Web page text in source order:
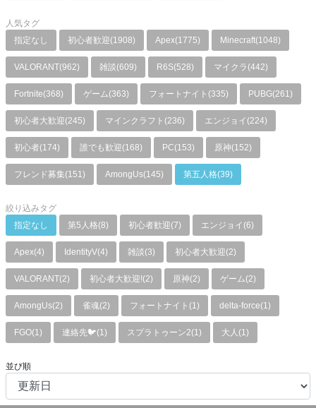
人気タグ
指定なし
初心者歓迎(1908) Apex(1775) Minecraft(1048)
VALORANT(962) 雑談(609) R6S(528) マイクラ(442)
Fortnite(368) ゲーム(363) フォートナイト(335) PUBG(261)
初心者大歓迎(245) マインクラフト(236) エンジョイ(224)
初心者(174) 誰でも歓迎(168) PC(153) 原神(152)
フレンド募集(151) AmongUs(145) 第五人格(39)
絞り込みタグ
指定なし
第5人格(8) 初心者歓迎(7) エンジョイ(6)
Apex(4) IdentityV(4) 雑談(3) 初心者大歓迎(2)
VALORANT(2) 初心者大歓迎!(2) 原神(2) ゲーム(2)
AmongUs(2) 雀魂(2) フォートナイト(1) delta-force(1)
FGO(1) 連絡先🐦(1) スプラトゥーン2(1) 大人(1)
並び順